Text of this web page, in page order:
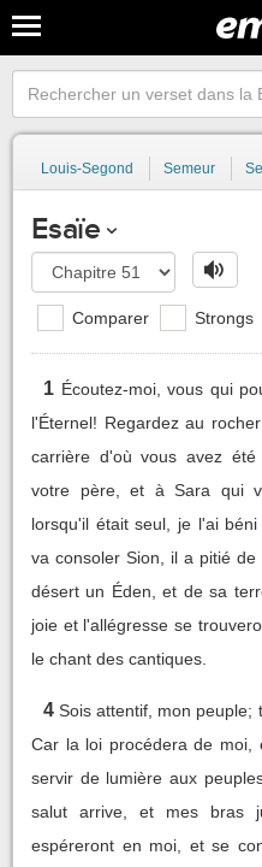
Louis-Segond Semeur
Esaïe
Comparer Strongs
1 Écoutez-moi, vous qui
l'Éternel! Regardez au
carrière d'où vous avez été
votre père, et à Sara qui
lorsqu'il était seul, je l'ai béni
va consoler Sion, il a pitié
désert un Éden, et de sa
joie et l'allégresse se
le chant des cantiques.
4 Sois attentif, mon peuple;
Car la loi procédera de moi,
servir de lumière aux
salut arrive, et mes bras
espéreront en moi, et se